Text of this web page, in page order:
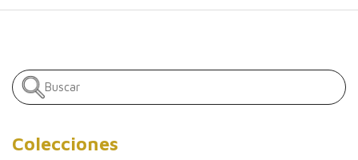
Colecciones